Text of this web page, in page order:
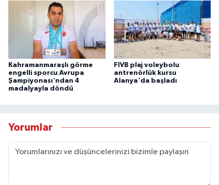
Kahramanmaraşlı görme
engelli sporcu Avrupa
Şampiyonası'ndan 4
madalyayla döndü
FIVB plaj voleybolu
antrenörlük kursu
Alanya'da başladı
Yorumlar